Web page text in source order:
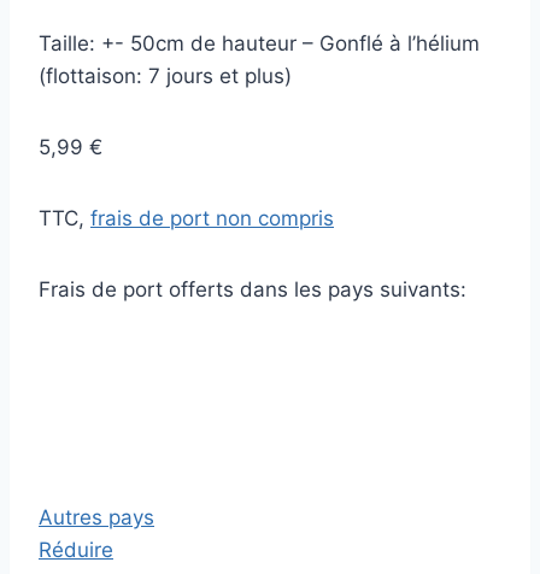
Taille: +- 50cm de hauteur – Gonflé à l’hélium
(flottaison: 7 jours et plus)
5,99 €
TTC, frais de port non compris
Frais de port offerts dans les pays suivants:
Autres pays
Réduire